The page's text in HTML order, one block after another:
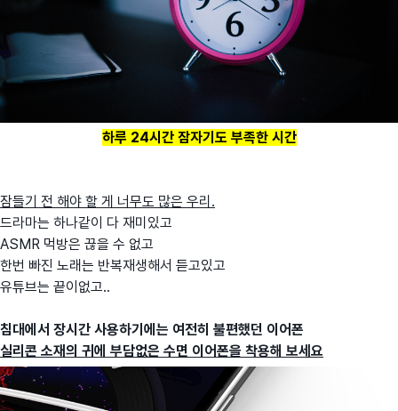
하루 24시간 잠자기도 부족한 시간
잠들기 전 해야 할 게 너무도 많은 우리.
드라마는 하나같이 다 재미있고
ASMR 먹방은 끊을 수 없고
한번 빠진 노래는 반복재생해서 듣고있고
유튜브는 끝이없고..
침대에서 장시간 사용하기에는 여전히 불편했던 이어폰
실리콘 소재의 귀에 부담없은 수면 이어폰을 착용해 보세요